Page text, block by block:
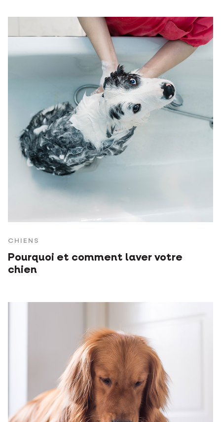
CHIENS
Pourquoi et comment laver votre
chien